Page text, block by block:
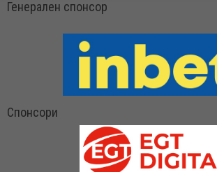
Генерален спонсор
Спонсори